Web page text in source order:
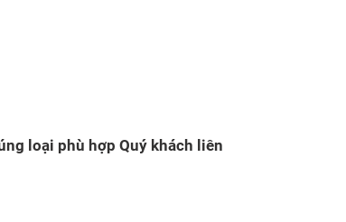
loại phù hợp Quý khách liên